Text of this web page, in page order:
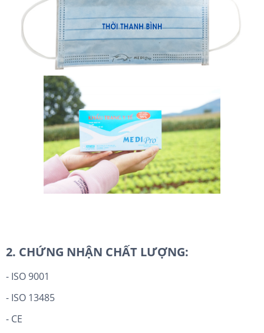
2. CHỨNG NHẬN CHẤT LƯỢNG:
- ISO 9001
- ISO 13485
- CE